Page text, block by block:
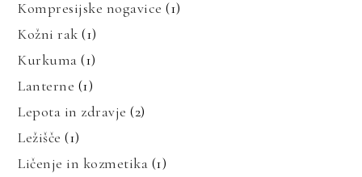
Kompresijske nogavice (1)
Kožni rak (1)
Kurkuma (1)
Lanterne (1)
Lepota in zdravje (2)
Ležišče (1)
Ličenje in kozmetika (1)